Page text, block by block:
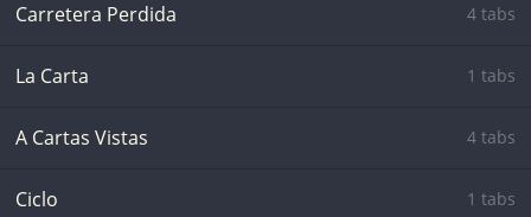
Carretera Perdida 4 tabs
La Carta 1 tabs
A Cartas Vistas 4 tabs
Ciclo 1 tabs